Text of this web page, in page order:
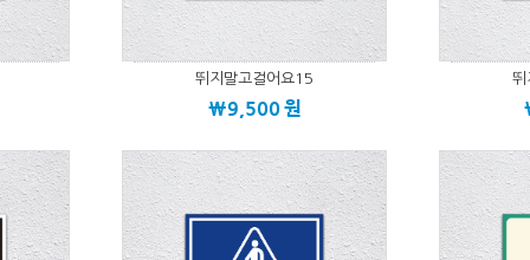
뛰지말고걸어요15
\9,500원
뛰